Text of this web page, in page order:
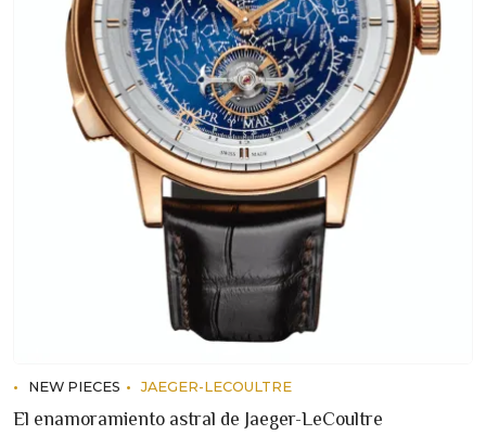
NEW PIECES JAEGER-LECOULTRE
El enamoramiento astral de Jaeger-LeCoultre